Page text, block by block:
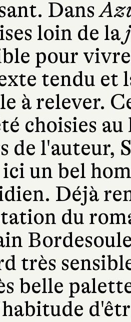
Dans
loin de la
pour
tendu et
à relever.
choisies
de l'auteur,
un bel
Déjà
du
très
belle